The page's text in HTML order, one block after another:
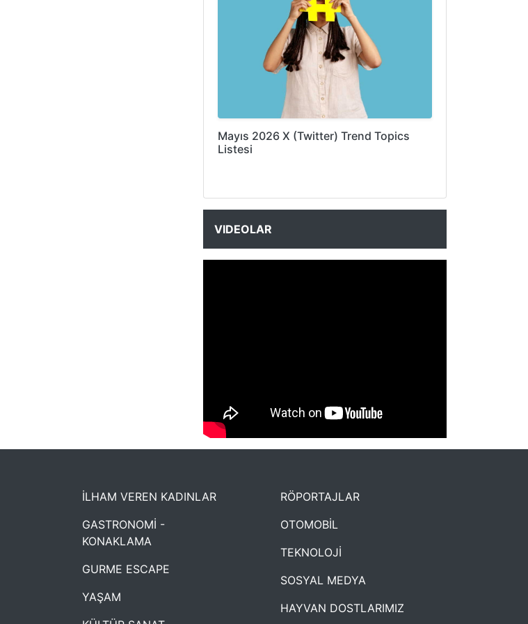
Mayıs 2026 X (Twitter) Trend Topics
Listesi
VIDEOLAR
NYXmag 2. Yaş Kutlama Etkinliği
İLHAM VEREN KADINLAR
GASTRONOMİ -
KONAKLAMA
GURME ESCAPE
YAŞAM
RÖPORTAJLAR
OTOMOBİL
TEKNOLOJİ
SOSYAL MEDYA
HAYVAN DOSTLARIMIZ